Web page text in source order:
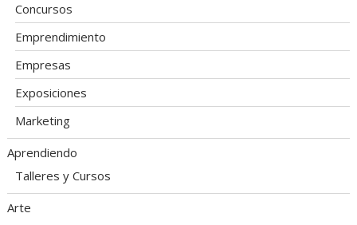
Concursos
Emprendimiento
Empresas
Exposiciones
Marketing
Aprendiendo
Talleres y Cursos
Arte